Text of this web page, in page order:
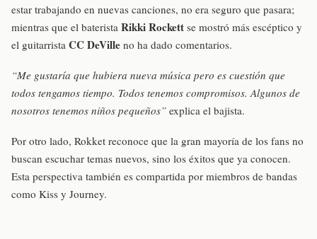
estar trabajando en nuevas canciones, no era seguro que pasara;
mientras que el baterista Rikki Rockett se mostró más escéptico y
el guitarrista CC DeVille no ha dado comentarios.
“Me gustaría que hubiera nueva música pero es cuestión que
todos tengamos tiempo. Todos tenemos compromisos. Algunos de
nosotros tenemos niños pequeños” explica el bajista.
Por otro lado, Rokket reconoce que la gran mayoría de los fans no
buscan escuchar temas nuevos, sino los éxitos que ya conocen.
Esta perspectiva también es compartida por miembros de bandas
como Kiss y Journey.